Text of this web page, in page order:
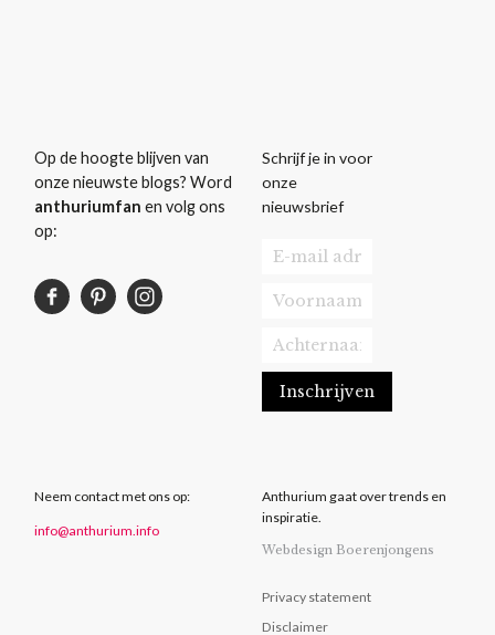
Op de hoogte blijven van
onze nieuwste blogs? Word
anthuriumfan en volg ons
op:
Schrijf je in voor
onze
nieuwsbrief
Neem contact met ons op:
info@anthurium.info
Anthurium gaat over trends en
inspiratie.
Webdesign Boerenjongens
Privacy statement
Disclaimer